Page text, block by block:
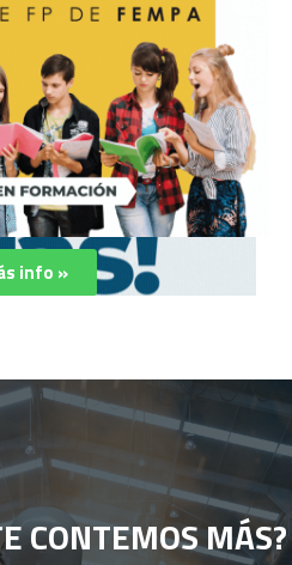
info »
CONTEMOS MÁS?